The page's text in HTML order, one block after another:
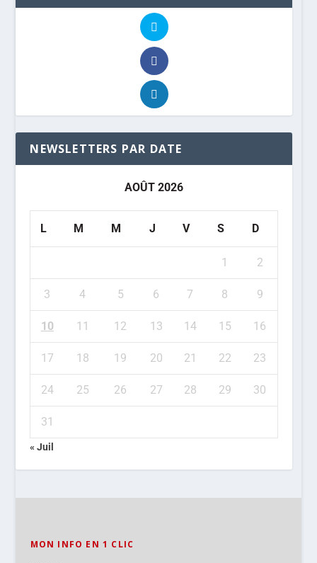
NEWSLETTERS PAR DATE
AOÛT 2026
L M M J V S D
1 2
3 4 5 6 7 8 9
10 11 12 13 14 15 16
17 18 19 20 21 22 23
24 25 26 27 28 29 30
31
« Juil
MON INFO EN 1 CLIC